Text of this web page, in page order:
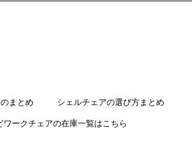
まとめ シェルチェアの選び方まとめ
ークチェアの在庫一覧はこちら